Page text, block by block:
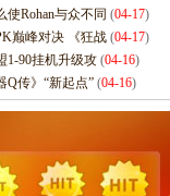
使Rohan与众不同 (04-17)
巅峰对决 《狂战 (04-17)
1-90挂机升级攻 (04-16)
Q传》“新起点” (04-16)